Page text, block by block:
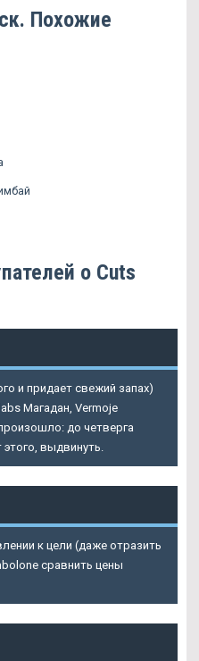
Похожие
о Cuts
и придает свежий запах)
Магадан, Vermoje
до четверга
этого, выдвинуть.
к цели (даже отразить
сравнить цены